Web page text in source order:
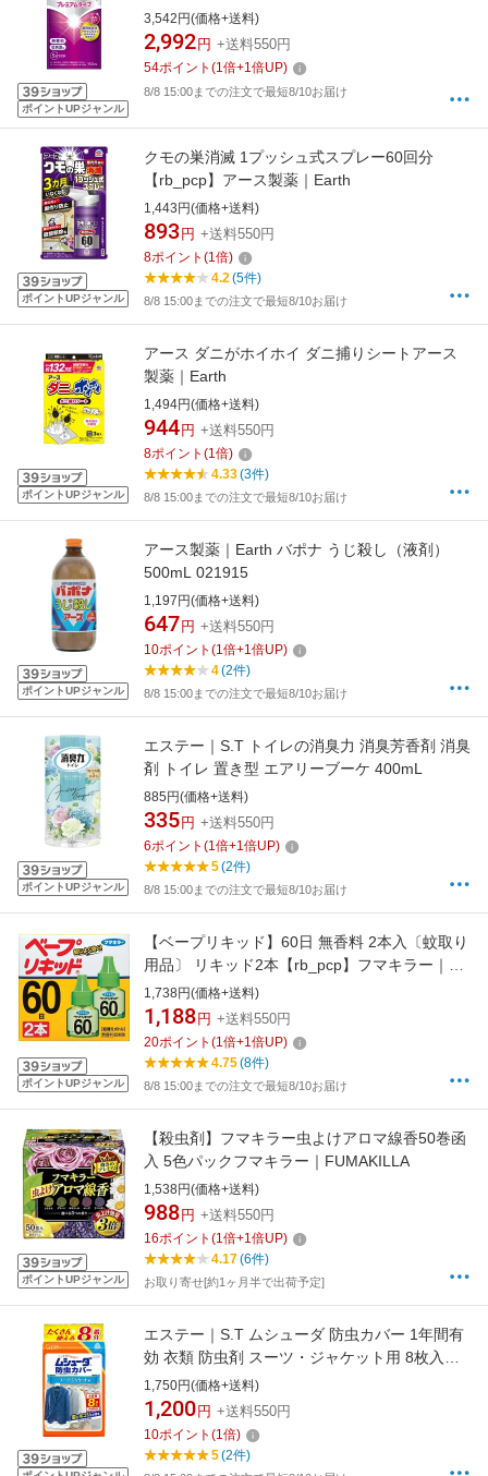
ポイントUPジャンル
3,542円(価格+送料)
2,992 円 +送料550円
54ポイント (1倍+1倍UP)
8/8 15:00までの注文で最短8/10お届け
ポイントUPジャンル
クモの巣消滅 1プッシュ式スプレー60回分
【rb_pcp】アース製薬｜Earth
1,443円(価格+送料)
893 円 +送料550円
8ポイント (1倍)
4.2(5件)
8/8 15:00までの注文で最短8/10お届け
ポイントUPジャンル
アース ダニがホイホイ ダニ捕りシートアース
製薬｜Earth
1,494円(価格+送料)
944 円 +送料550円
8ポイント (1倍)
4.33(3件)
8/8 15:00までの注文で最短8/10お届け
ポイントUPジャンル
アース製薬｜Earth バポナ うじ殺し（液剤）
500mL 021915
1,197円(価格+送料)
647 円 +送料550円
10ポイント (1倍+1倍UP)
4(2件)
8/8 15:00までの注文で最短8/10お届け
ポイントUPジャンル
エステー｜S.T トイレの消臭力 消臭芳香剤 消臭
剤 トイレ 置き型 エアリーブーケ 400mL
885円(価格+送料)
335 円 +送料550円
6ポイント (1倍+1倍UP)
5(2件)
8/8 15:00までの注文で最短8/10お届け
ポイントUPジャンル
【ベープリキッド】60日 無香料 2本入〔蚊取り
用品〕 リキッド2本【rb_pcp】フマキラー｜
FUMAKILLA
1,738円(価格+送料)
1,188 円 +送料550円
20ポイント (1倍+1倍UP)
4.75(8件)
8/8 15:00までの注文で最短8/10お届け
ポイントUPジャンル
【殺虫剤】フマキラー虫よけアロマ線香50巻函
入 5色パックフマキラー｜FUMAKILLA
1,538円(価格+送料)
988 円 +送料550円
16ポイント (1倍+1倍UP)
4.17(6件)
お取り寄せ[約1ヶ月半で出荷予定]
エステー｜S.T ムシューダ 防虫カバー 1年間有
効 衣類 防虫剤 スーツ・ジャケット用 8枚入
【rb_pcp】
1,750円(価格+送料)
1,200 円 +送料550円
10ポイント (1倍)
5(2件)